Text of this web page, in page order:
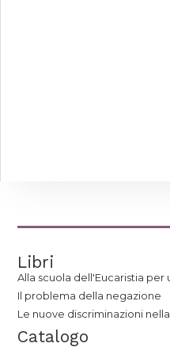
Libri
Alla scuola dell'Eucaristia per
Il problema della negazione
Le nuove discriminazioni
Catalogo